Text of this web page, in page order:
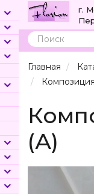
г.
Поиск
Главная
(А)